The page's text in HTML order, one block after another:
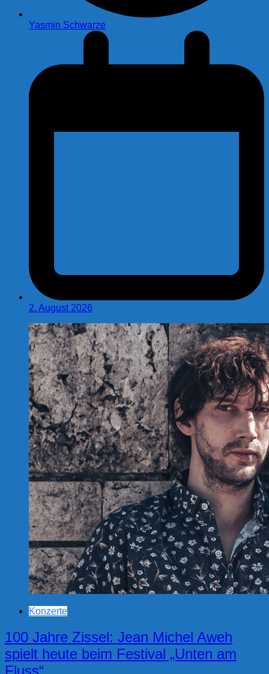
Yasmin Schwarze
2. August 2026
Konzerte
100 Jahre Zissel: Jean Michel Aweh
spielt heute beim Festival „Unten am
Fluss“